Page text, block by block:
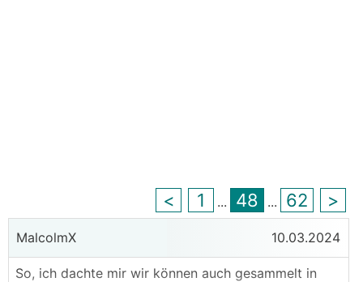
< 1 ... 48 ... 62 >
MalcolmX 10.03.2024
So, ich dachte mir wir können auch gesammelt in